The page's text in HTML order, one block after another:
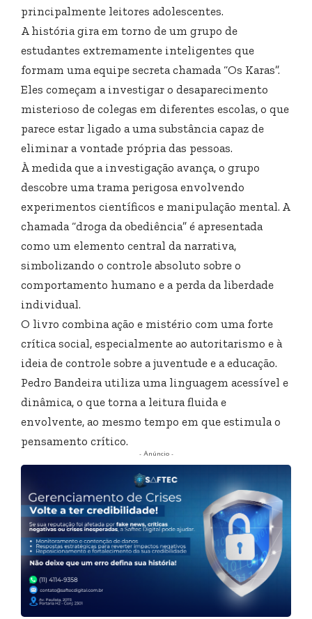
principalmente leitores adolescentes.
A história gira em torno de um grupo de
estudantes extremamente inteligentes que
formam uma equipe secreta chamada “Os Karas”.
Eles começam a investigar o desaparecimento
misterioso de colegas em diferentes escolas, o que
parece estar ligado a uma substância capaz de
eliminar a vontade própria das pessoas.
À medida que a investigação avança, o grupo
descobre uma trama perigosa envolvendo
experimentos científicos e manipulação mental. A
chamada “droga da obediência” é apresentada
como um elemento central da narrativa,
simbolizando o controle absoluto sobre o
comportamento humano e a perda da liberdade
individual.
O livro combina ação e mistério com uma forte
crítica social, especialmente ao autoritarismo e à
ideia de controle sobre a juventude e a educação.
Pedro Bandeira utiliza uma linguagem acessível e
dinâmica, o que torna a leitura fluida e
envolvente, ao mesmo tempo em que estimula o
pensamento crítico.
- Anúncio -